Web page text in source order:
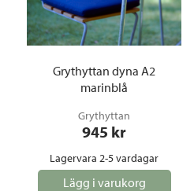
Grythyttan dyna A2
marinblå
Grythyttan
945 kr
Lagervara 2-5 vardagar
Lägg i varukorg